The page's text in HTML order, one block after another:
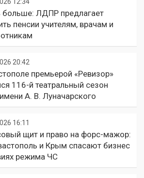
больше: ЛДПР предлагает
пенсии учителям, врачам и
20:42
премьерой «Ревизор»
116-й театральный сезон
А. В. Луначарского
16:11
щит и право на форс-мажор:
и Крым спасают бизнес
режима ЧС